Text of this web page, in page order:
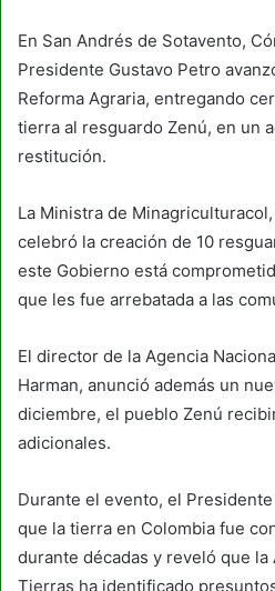
En San Andrés de Sotavento,
Presidente Gustavo Petro
Reforma Agraria, entregando
tierra al resguardo Zenú, en un
restitución.
La Ministra de
celebró la creación de 10
este Gobierno está
que les fue arrebatada a las
El director de la Agencia
Harman, anunció además un
diciembre, el pueblo Zenú
adicionales.
Durante el evento, el
que la tierra en Colombia fue
durante décadas y reveló que la
Tierras ha identificado